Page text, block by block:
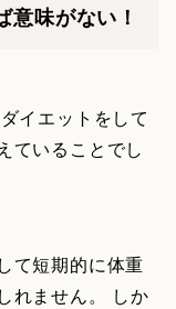
意味がない！
イエットをして
ていることでし
て短期的に体重
れません。 しか